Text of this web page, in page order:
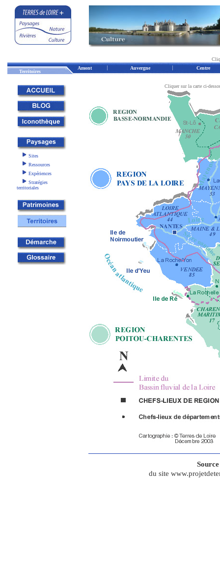
Territoires
Amont Auvergne Centre
Sites
Ressources
Expériences
Stratégies
territoriales
Cliquer sur la carte ci-
du site